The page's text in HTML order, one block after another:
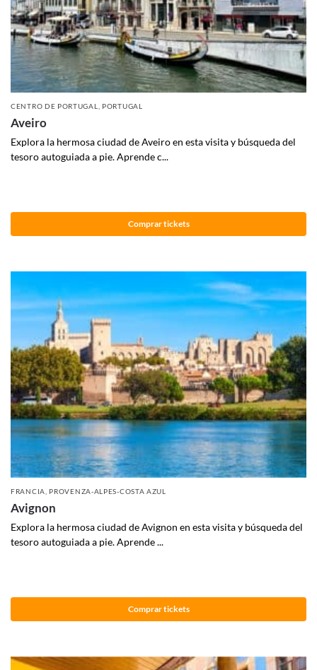
CENTRO DE PORTUGAL PORTUGAL
Aveiro
Explora la hermosa ciudad de Aveiro en esta visita y búsqueda del
tesoro autoguiada a pie. Aprende c...
Comprar tickets
FRANCIA PROVENZA-ALPES-COSTA AZUL
Avignon
Explora la hermosa ciudad de Avignon en esta visita y búsqueda del
tesoro autoguiada a pie. Aprende ...
Comprar tickets